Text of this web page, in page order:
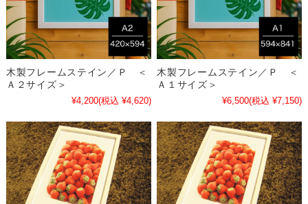
木製フレームステイン／Ｐ ＜
Ａ２サイズ＞
¥4,200(税込 ¥4,620)
木製フレームステイン／Ｐ ＜
Ａ１サイズ＞
¥6,500(税込 ¥7,150)